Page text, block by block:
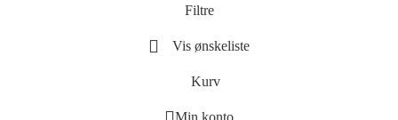
Filtre
Vis ønskeliste
Kurv
Min konto